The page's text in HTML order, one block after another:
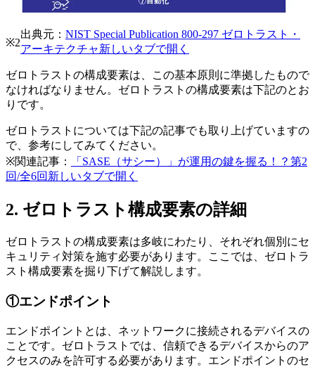
※2
出典元： NIST Special Publication 800-297 ゼロトラスト・
アーキテクチャ新しいタブで開く
ゼロトラストの構成要素は、この基本原則に準拠したもので
なければなりません。ゼロトラストの構成要素は下記のとお
りです。
ゼロトラストについては下記の記事でも取り上げていますの
で、参考にしてみてください。
※関連記事：
「SASE（サシー）」が運用の鍵を握る！？第2
回/全6回 新しいタブで開く
2. ゼロトラスト構成要素の詳細
ゼロトラストの構成要素は多岐にわたり、それぞれ個別にセ
キュリティ対策を施す必要があります。ここでは、ゼロトラ
スト構成要素を掘り下げて解説します。
①エンドポイント
エンドポイントとは、ネットワークに接続されるデバイスの
ことです。ゼロトラストでは、信頼できるデバイスからのア
クセスのみを許可する必要があります。エンドポイントのセ